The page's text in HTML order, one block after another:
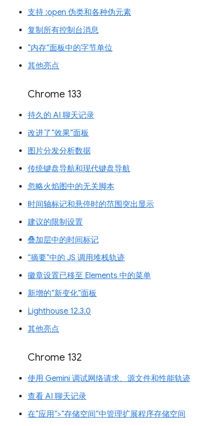
支持 :open 伪类和各种伪元素
复制所有控制台消息
“内存”面板中的字节单位
其他亮点
Chrome 133
持久的 AI 聊天记录
改进了“效果”面板
图片分发分析数据
传统键盘导航和现代键盘导航
忽略火焰图中的无关脚本
时间轴标记和悬停时的范围突出显示
建议的限制设置
叠加层中的时间标记
“摘要”中的 JS 调用堆栈轨迹
徽章设置已移至 Elements 中的菜单
新增的“新变化”面板
Lighthouse 12.3.0
其他亮点
Chrome 132
使用 Gemini 调试网络请求、源文件和性能轨迹
查看 AI 聊天记录
在“应用”>“存储空间”中管理扩展程序存储空间